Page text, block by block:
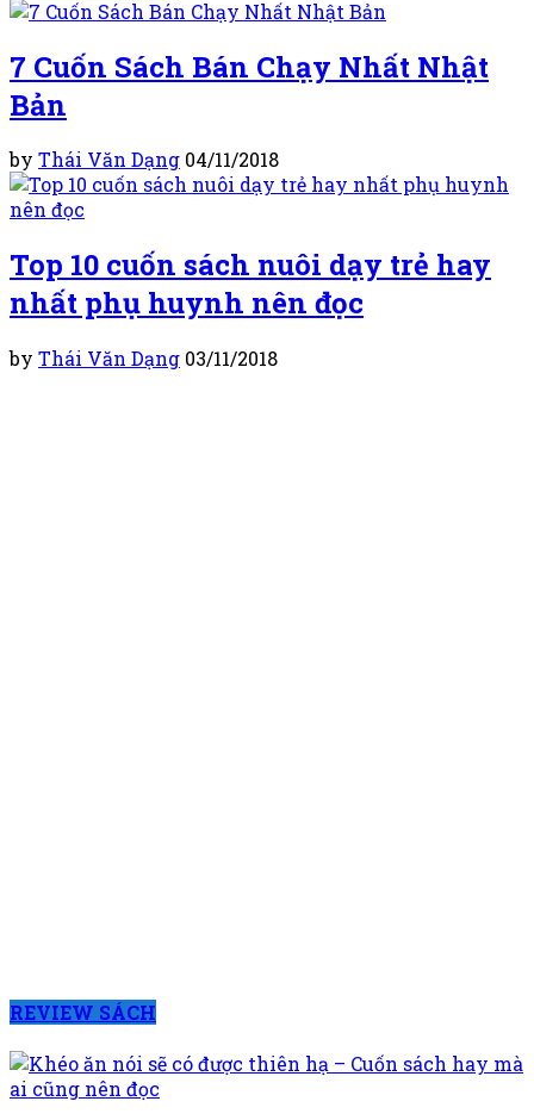
7 Cuốn Sách Bán Chạy Nhất Nhật
Bản
by Thái Văn Dạng 04/11/2018
Top 10 cuốn sách nuôi dạy trẻ hay
nhất phụ huynh nên đọc
by Thái Văn Dạng 03/11/2018
REVIEW SÁCH